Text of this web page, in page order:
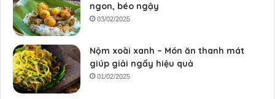
ngon, béo ngậy
03/02/2025
Nộm xoài xanh – Món ăn thanh mát
giúp giải ngấy hiệu quả
01/02/2025